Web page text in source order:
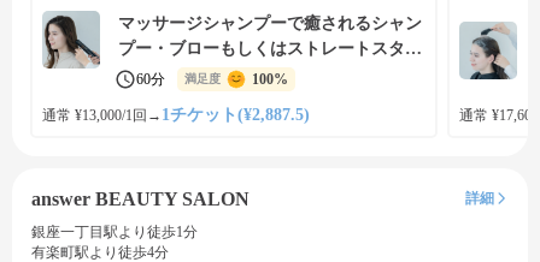
マッサージシャンプーで癒されるシャン
プー・ブローもしくはストレートスタイ
リング
60分 満足度 100%
通常 ¥13,000/1回 → 1チケット(¥2,887.5) 通常
answer BEAUTY SALON
詳細
銀座一丁目駅より徒歩1分
有楽町駅より徒歩4分